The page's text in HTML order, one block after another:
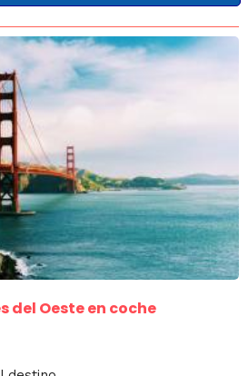
del Oeste en coche